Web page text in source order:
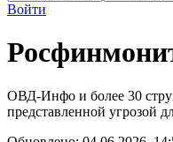
Войти
ОВД-Инфо и более 30
представленной угрозой